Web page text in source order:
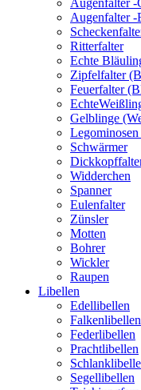
Augenfalter -
Augenfalter
Ritterfalter
Echte
Zipfelfalter
Feuerfalter
Gelblinge
Schwärmer
Widderchen
Spanner
Eulenfalter
Zünsler
Motten
Bohrer
Wickler
Raupen
Libellen
Edellibellen
Falkenlibellen
Federlibellen
Prachtlibellen
Segellibellen